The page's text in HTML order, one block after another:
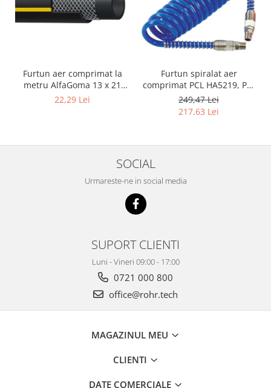
Furtun aer comprimat la
metru AlfaGoma 13 x 21
mm, 20 bar, rezistent la
22,29 Lei
Furtun spiralat aer
comprimat PCL HA5219, PU,
8 x 12 mm, 10 m, filet 1/4"
BSP
249,47 Lei
217,63 Lei
SOCIAL
Urmareste-ne in social media
SUPORT CLIENTI
Luni - Vineri 09:00 - 17:00
0721 000 800
office@rohr.tech
MAGAZINUL MEU
CLIENTI
DATE COMERCIALE